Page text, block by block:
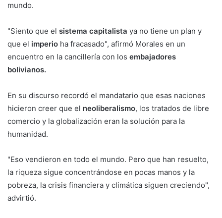
mundo.
"Siento que el sistema capitalista ya no tiene un plan y
que el imperio ha fracasado", afirmó Morales en un
encuentro en la cancillería con los embajadores
bolivianos.
En su discurso recordó el mandatario que esas naciones
hicieron creer que el neoliberalismo, los tratados de libre
comercio y la globalización eran la solución para la
humanidad.
"Eso vendieron en todo el mundo. Pero que han resuelto,
la riqueza sigue concentrándose en pocas manos y la
pobreza, la crisis financiera y climática siguen creciendo",
advirtió.